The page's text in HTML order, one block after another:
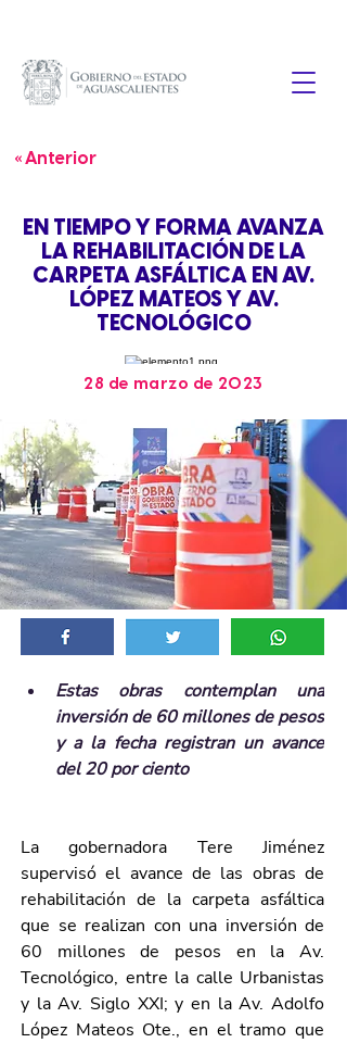
« Anterior
EN TIEMPO Y FORMA AVANZA
LA REHABILITACIÓN DE LA
CARPETA ASFÁLTICA EN AV.
LÓPEZ MATEOS Y AV.
TECNOLÓGICO
28 de marzo de 2023
Estas obras contemplan una
inversión de 60 millones de pesos
y a la fecha registran un avance
del 20 por ciento
La gobernadora Tere Jiménez
supervisó el avance de las obras de
rehabilitación de la carpeta asfáltica
que se realizan con una inversión de
60 millones de pesos en la Av.
Tecnológico, entre la calle Urbanistas
y la Av. Siglo XXI; y en la Av. Adolfo
López Mateos Ote., en el tramo que